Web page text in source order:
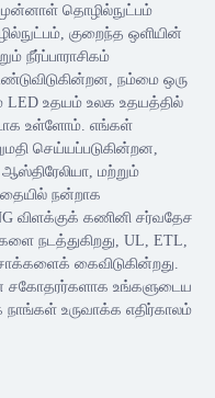
தொழில்நுட்பம்
குறைந்த ஒளியின்
நீர்ப்பாராசிகம்
நம்மை ஒரு
LED உதயம் உலக உதயத்தில்
உள்ளோம். எங்கள்
செய்யப்படுகின்றன,
ஆஸ்திரேலியா, மற்றும்
நன்றாக
விளக்குக் கணினி சர்வதேச
நடத்துகிறது, UL, ETL,
கைவிடுகின்றது.
சகோதரர்களாக உங்களுடைய
உருவாக்க எதிர்காலம்